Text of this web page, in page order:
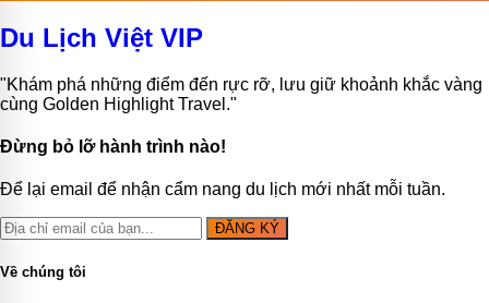
Du Lịch Việt VIP
"Khám phá những điểm đến rực rỡ, lưu giữ khoảnh khắc vàng
cùng Golden Highlight Travel."
Đừng bỏ lỡ hành trình nào!
Để lại email để nhận cẩm nang du lịch mới nhất mỗi tuần.
ĐĂNG KÝ
Về chúng tôi